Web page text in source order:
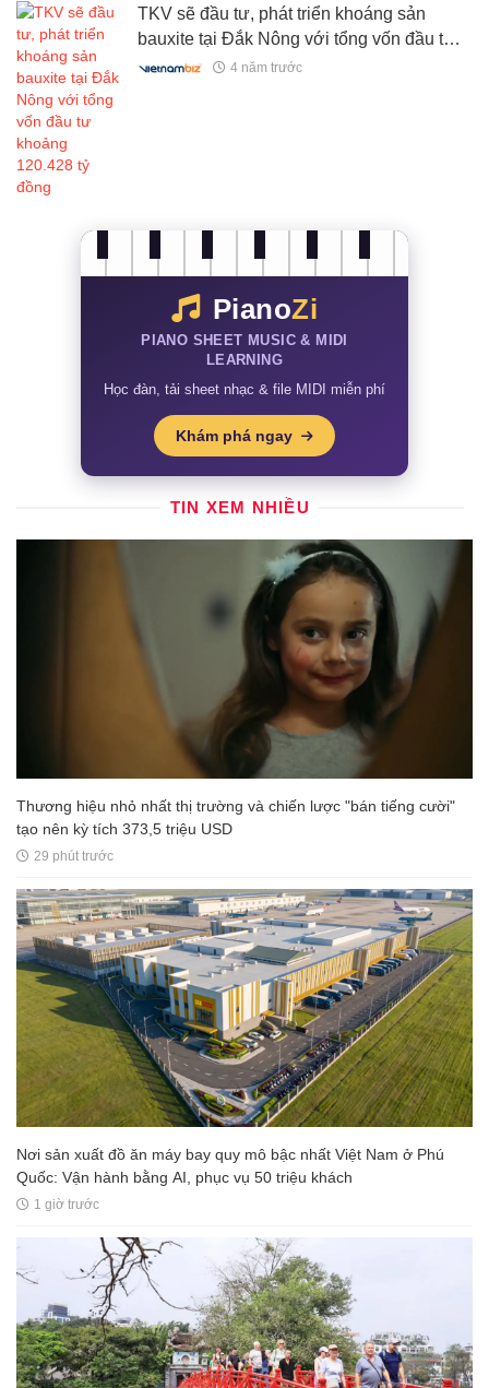
TKV sẽ đầu tư, phát triển khoáng sản
bauxite tại Đắk Nông với tổng vốn đầu tư
khoảng 120.428 tỷ đồng
4 năm trước
PianoZi
PIANO SHEET MUSIC & MIDI
LEARNING
Học đàn, tải sheet nhạc & file MIDI miễn phí
Khám phá ngay
TIN XEM NHIỀU
Thương hiệu nhỏ nhất thị trường và chiến lược "bán tiếng cười"
tạo nên kỳ tích 373,5 triệu USD
29 phút trước
Nơi sản xuất đồ ăn máy bay quy mô bậc nhất Việt Nam ở Phú
Quốc: Vận hành bằng AI, phục vụ 50 triệu khách
1 giờ trước